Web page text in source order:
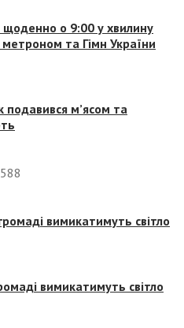
щоденно о 9:00 у хвилину
та Гімн України
подавився м’ясом та
588
вимикатимуть світло
вимикатимуть світло